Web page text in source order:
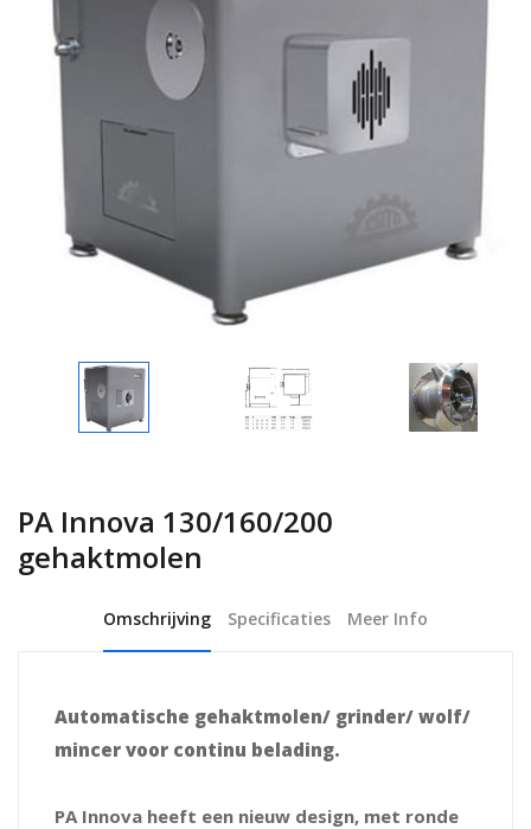
PA Innova 130/160/200
gehaktmolen
Omschrijving Specificaties Meer Info
Automatische gehaktmolen/ grinder/ wolf/
mincer voor continu belading.
PA Innova heeft een nieuw design, met ronde